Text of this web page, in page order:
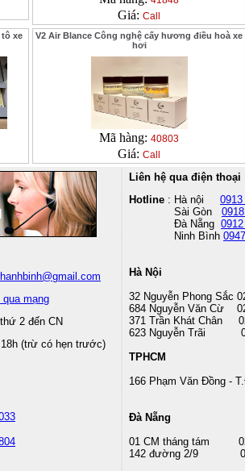
Giá: Call
xe
V2 Air Blance Công nghệ cấy hương điều hoà xe
hơi
Mã hàng: 40803
Giá: Call
mạng
2 đến CN
(trừ có hẹn trước)
Liên hệ qua điện thoại
Hotline : Hà nội 0913
Sài Gòn
Đà Nẵng
Ninh Bình
Hà Nội
32 Nguyễn Phong Sắc
684 Nguyễn Văn Cừ
371 Trần Khát Chân
623 Nguyễn Trãi
TPHCM
166 Phạm Văn Đồng -
Đà Nẵng
01 CM tháng tám
142 đường 2/9 023